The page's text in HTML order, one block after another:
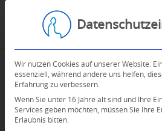
Wir nutzen Cookies auf unserer Website.
essenziell, während andere uns helfen,
Erfahrung zu verbessern.
Wenn Sie unter 16 Jahre alt sind und Ihre
Services geben möchten, müssen Sie Ihre
Erlaubnis bitten.